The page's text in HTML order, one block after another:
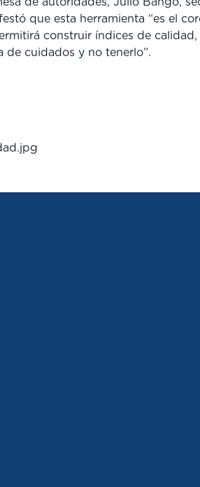
que esta herramienta “es el
construir índices de
de cuidados y no tenerlo”.